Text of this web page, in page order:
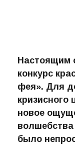
Настоящим
конкурс
фея». Для
кризисного
новое
было